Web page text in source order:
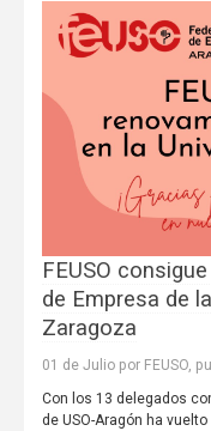
FEUSO
de Empresa de
Zaragoza
01 de Julio por FEUSO,
Con los 13 delegados
de USO-Aragón ha